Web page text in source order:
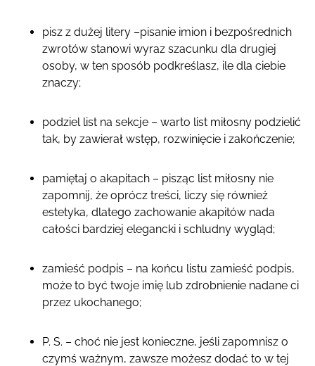
pisz z dużej litery –pisanie imion i bezpośrednich
zwrotów stanowi wyraz szacunku dla drugiej
osoby, w ten sposób podkreślasz, ile dla ciebie
znaczy;
podziel list na sekcje – warto list miłosny podzielić
tak, by zawierał wstęp, rozwinięcie i zakończenie;
pamiętaj o akapitach – pisząc list miłosny nie
zapomnij, że oprócz treści, liczy się również
estetyka, dlatego zachowanie akapitów nada
całości bardziej elegancki i schludny wygląd;
zamieść podpis – na końcu listu zamieść podpis,
może to być twoje imię lub zdrobnienie nadane ci
przez ukochanego;
P. S. – choć nie jest konieczne, jeśli zapomnisz o
czymś ważnym, zawsze możesz dodać to w tej